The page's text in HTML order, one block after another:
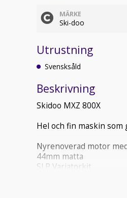
MÄRKE
Ski-doo
Utrustning
Svensksåld
Beskrivning
Skidoo MXZ 800X
Hel och fin maskin
Nyrenoverad motor
44mm matta
SLP Variatorkit